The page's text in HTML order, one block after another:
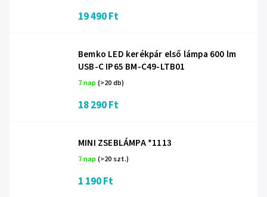
19 490 Ft
Bemko LED kerékpár első lámpa 600 lm
USB-C IP65 BM-C49-LTB01
7 nap(>20 db)
18 290 Ft
MINI ZSEBLÁMPA *1113
7 nap(>20 szt.)
1 190 Ft